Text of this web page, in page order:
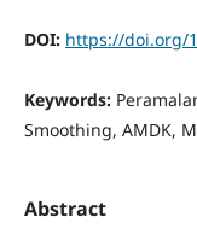
DOI: https://doi.org/
Keywords:
Smoothing, AMDK,
Abstract